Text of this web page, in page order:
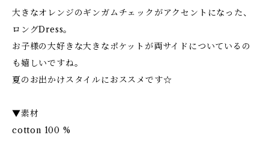
大きなオレンジのギンガムチェックがアクセントになった、
ロングDress。
お子様の大好きな大きなポケットが両サイドについているの
も嬉しいですね。
夏のお出かけスタイルにおススメです☆
▼素材
cotton 100 %